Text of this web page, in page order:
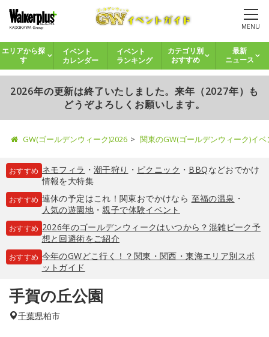
MENU
エリアから探
す
イベント
カレンダー
イベント
ランキング
カテゴリ別
おすすめ
最新
ニュース
2026年の更新は終了いたしました。来年（2027年）も
どうぞよろしくお願いします。
GW(ゴールデンウィーク)2026 関東のGW(ゴールデンウィーク)イ
おすすめ ネモフィラ ・ 潮干狩り ・ ピクニック ・ BBQなどおでかけ
情報を大特集
おすすめ 連休の予定はこれ！関東おでかけなら 至福の温泉 ・
人気の遊園地・親子で体験イベント
おすすめ 2026年のゴールデンウィークはいつから？混雑ピーク予
想と回避術をご紹介
おすすめ 今年のGWどこ行く！？関東・関西・東海エリア別スポ
ットガイド
手賀の丘公園
千葉県柏市